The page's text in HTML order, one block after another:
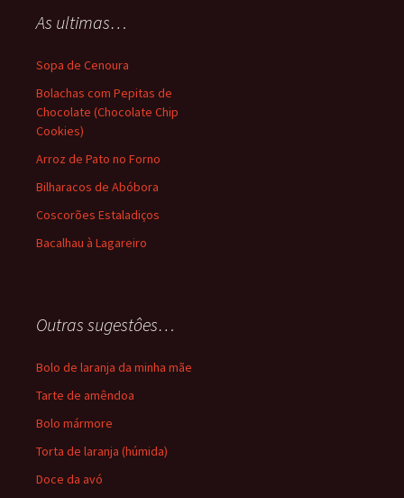
As ultimas…
Sopa de Cenoura
Bolachas com Pepitas de
Chocolate (Chocolate Chip
Cookies)
Arroz de Pato no Forno
Bilharacos de Abóbora
Coscorões Estaladiços
Bacalhau à Lagareiro
Outras sugestôes…
Bolo de laranja da minha mãe
Tarte de amêndoa
Bolo mármore
Torta de laranja (húmida)
Doce da avó